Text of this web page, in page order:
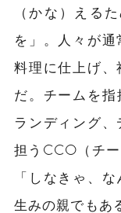
（かな）える
を」。人々が
料理に仕上げ、
だ。チームを
ランディング
担うCCO（チー
「しなきゃ、
生みの親でもあ